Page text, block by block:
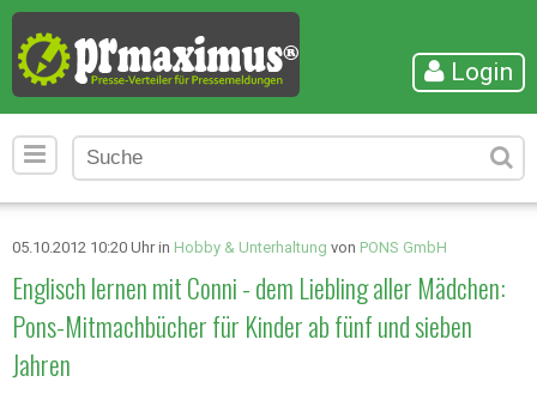
Login
05.10.2012 10:20 Uhr in Hobby & Unterhaltung von PONS GmbH
Englisch lernen mit Conni - dem Liebling aller Mädchen:
Pons-Mitmachbücher für Kinder ab fünf und sieben
Jahren